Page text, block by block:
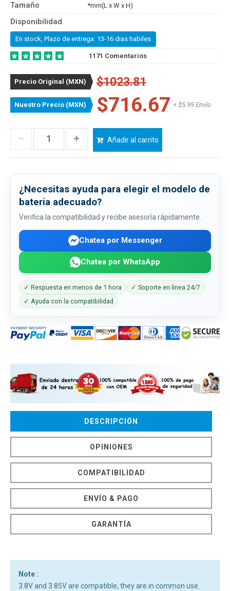
Tamaño *mm(L x W x H)
Disponibilidad
En stock, Plazo de entrega: 13-16 dias habiles
1171 Comentarios
Precio Original (MXN) $1023.81
Nuestro Precio (MXN) $716.67 + $5.99 Envío
Añadir al carrito
¿Necesitas ayuda para elegir el modelo de
bateria adecuado?
Verifica la compatibilidad y recibe asesoría rápidamente.
Chatea por Messenger
Chatea por WhatsApp
✓ Respuesta en menos de 1 hora
✓ Soporte en línea 24/7
✓ Ayuda con la compatibilidad
DESCRIPCIÓN
OPINIONES
COMPATIBILIDAD
ENVÍO & PAGO
GARANTÍA
Note :
3.8V and 3.85V are compatible, they are in common use.